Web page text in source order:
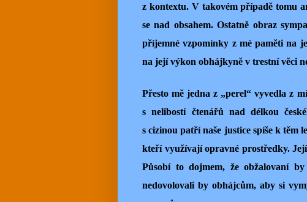
z kontextu. V takovém případě tomu
se nad obsahem. Ostatně obraz
příjemné vzpomínky z mé paměti na
na její výkon obhájkyně v trestní věci
Přesto mě jedna z „perel“ vyvedla z
s nelibostí čtenářů nad délkou
s cizinou patří naše justice spíše k těm
kteří využívají opravné prostředky.
Působí to dojmem, že obžalovaní
nedovolovali by obhájcům, aby si